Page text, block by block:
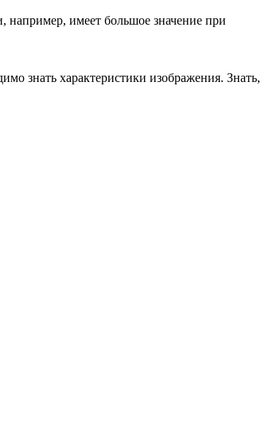
имеет большое значение при
знать характеристики изображения. Знать,